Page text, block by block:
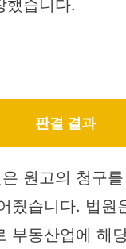
했습니다.
판결 결과
원고의 청구
줬습니다. 법원
부동산업에 해